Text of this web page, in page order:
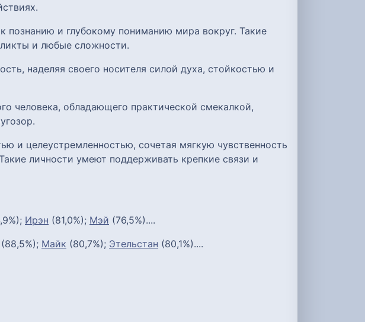
познанию и глубокому пониманию мира вокруг. Такие
и любые сложности.
наделяя своего носителя силой духа, стойкостью и
человека, обладающего практической смекалкой,
и целеустремленностью, сочетая мягкую чувственность
личности умеют поддерживать крепкие связи и
Ирэн (81,0%); Мэй (76,5%)....
(88,5%); Майк (80,7%); Этельстан (80,1%)....